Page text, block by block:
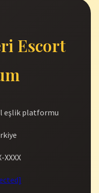
Escort
eşlik platformu
XXXX